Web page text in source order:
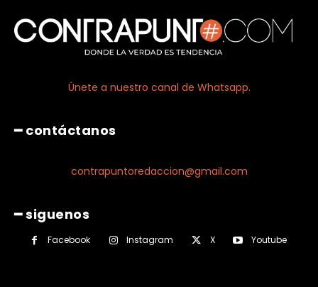
Únete a nuestro canal de Whatsapp.
━ contáctanos
contrapuntoredaccion@gmail.com
━ siguenos
Facebook Instagram X Youtube